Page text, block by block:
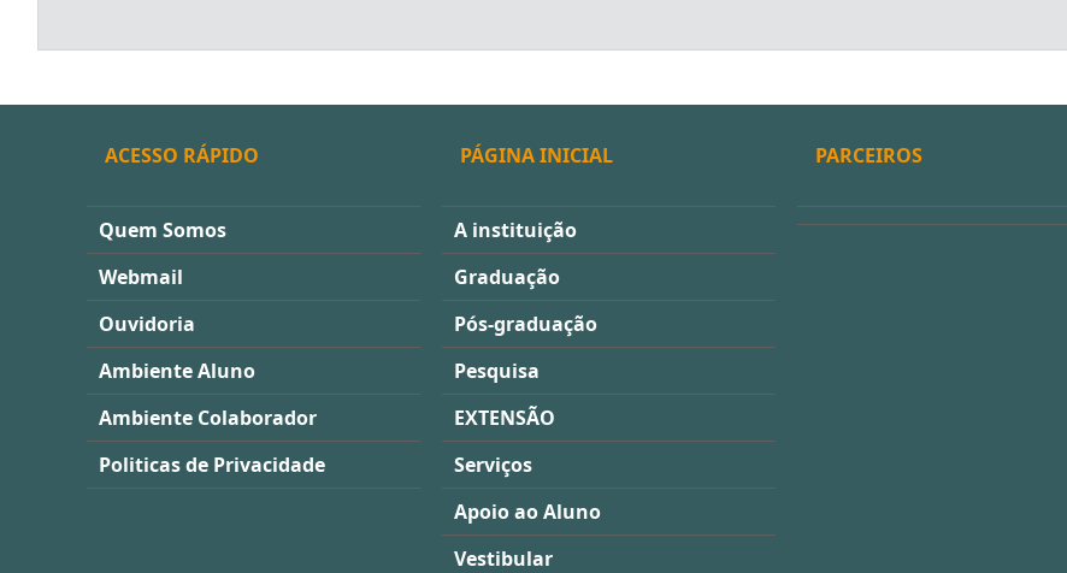
ACESSO RÁPIDO
Quem Somos
Webmail
Ouvidoria
Ambiente Aluno
Ambiente Colaborador
Politicas de Privacidade
PÁGINA INICIAL
A instituição
Graduação
Pós-graduação
Pesquisa
EXTENSÃO
Serviços
Apoio ao Aluno
Vestibular
PARCEIROS